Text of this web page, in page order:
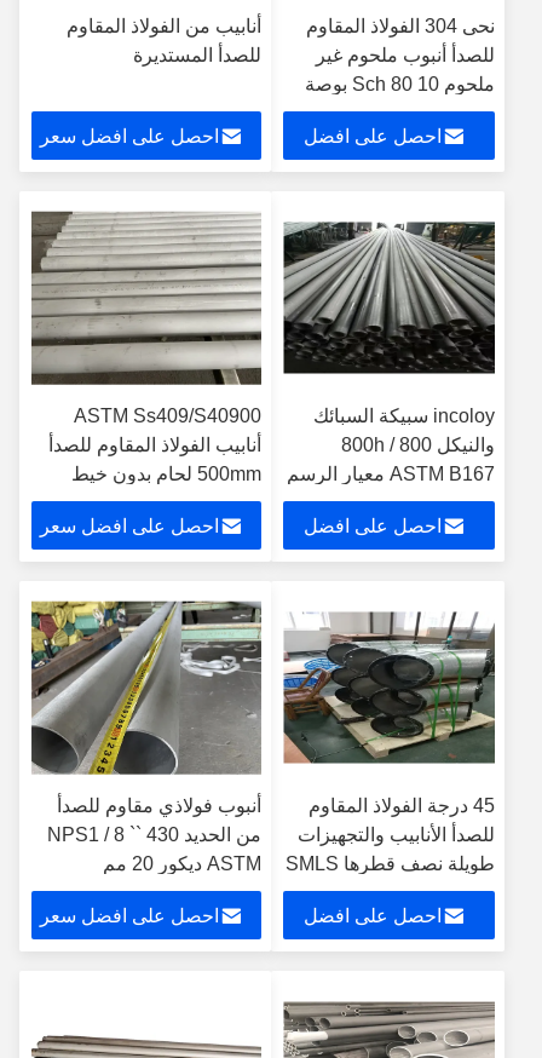
نحى 304 الفولاذ المقاوم
للصدأ أنبوب ملحوم غير
ملحوم Sch 80 10 بوصة
احصل على افضل
أنابيب من الفولاذ المقاوم
للصدأ المستديرة
احصل على افضل سعر
incoloy سبيكة السبائك
والنيكل 800 / 800h
ASTM B167 معيار الرسم
البارد أو المتفجرات من
مخلفات الحرب
احصل على افضل
ASTM Ss409/S40900
أنابيب الفولاذ المقاوم للصدأ
500mm لحام بدون خيط
2mm سميكة
احصل على افضل سعر
45 درجة الفولاذ المقاوم
للصدأ الأنابيب والتجهيزات
طويلة نصف قطرها SMLS
DIN2605 ، EN10253
احصل على افضل
أنبوب فولاذي مقاوم للصدأ
من الحديد 430 NPS1 / 8 ``
ASTM ديكور 20 مم
احصل على افضل سعر